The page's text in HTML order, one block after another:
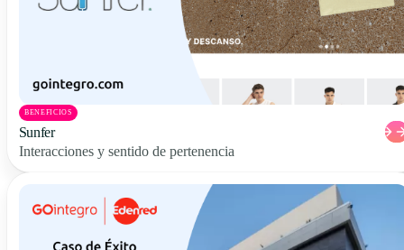
BENEFICIOS
Sunfer
Interacciones y sentido de pertenencia